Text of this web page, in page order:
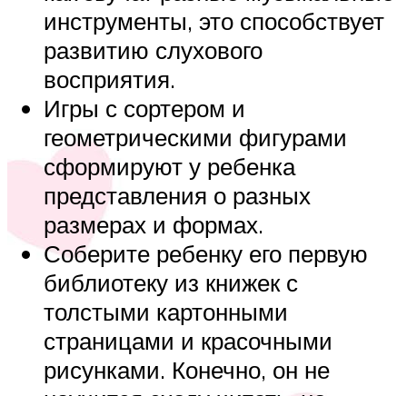
инструменты, это способствует
развитию слухового
восприятия.
Игры с сортером и
геометрическими фигурами
сформируют у ребенка
представления о разных
размерах и формах.
Соберите ребенку его первую
библиотеку из книжек с
толстыми картонными
страницами и красочными
рисунками. Конечно, он не